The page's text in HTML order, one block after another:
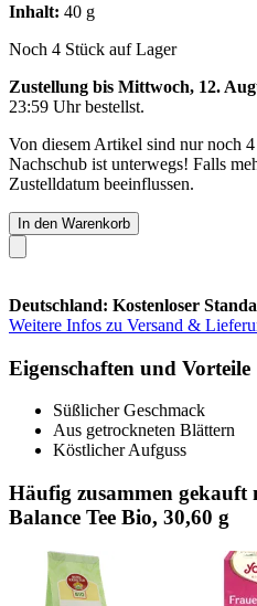
Inhalt: 40 g
Noch 4 Stück auf Lager
Zustellung bis Mittwoch, 12.
23:59 Uhrbestellst.
Von diesem Artikel sind nur noch
Nachschub ist unterwegs! Falls
Zustelldatum beeinflussen.
In den Warenkorb
Deutschland: Kostenloser
Weitere Infos zu Versand &
Eigenschaften und Vorteile
Süßlicher Geschmack
Aus getrockneten Blättern
Köstlicher Aufguss
Häufig zusammen gekauft
Balance Tee Bio, 30,60 g